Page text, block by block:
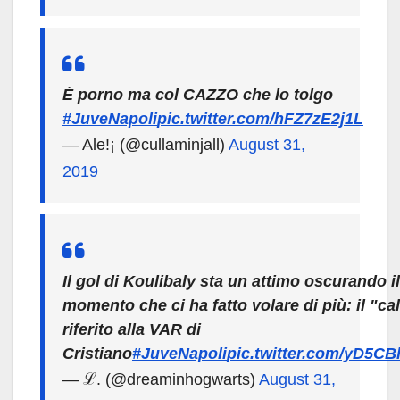
È porno ma col CAZZO che lo tolgo
#JuveNapolipic.twitter.com/hFZ7zE2j1L
— Ale!¡ (@cullaminjall) August 31,
2019
Il gol di Koulibaly sta un attimo oscurando il
momento che ci ha fatto volare di più: il
riferito alla VAR di
Cristiano#JuveNapolipic.twitter.com/
— ℒ. (@dreaminhogwarts) August 31,